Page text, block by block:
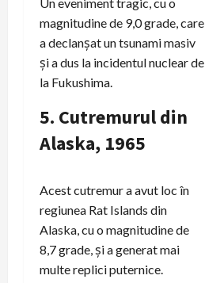
magnitudine de 9,0 grade, care
a declanșat un tsunami masiv
și a dus la incidentul nuclear de
la Fukushima.
5. Cutremurul din
Alaska, 1965
Acest cutremur a avut loc în
regiunea Rat Islands din
Alaska, cu o magnitudine de
8,7 grade, și a generat mai
multe replici puternice.